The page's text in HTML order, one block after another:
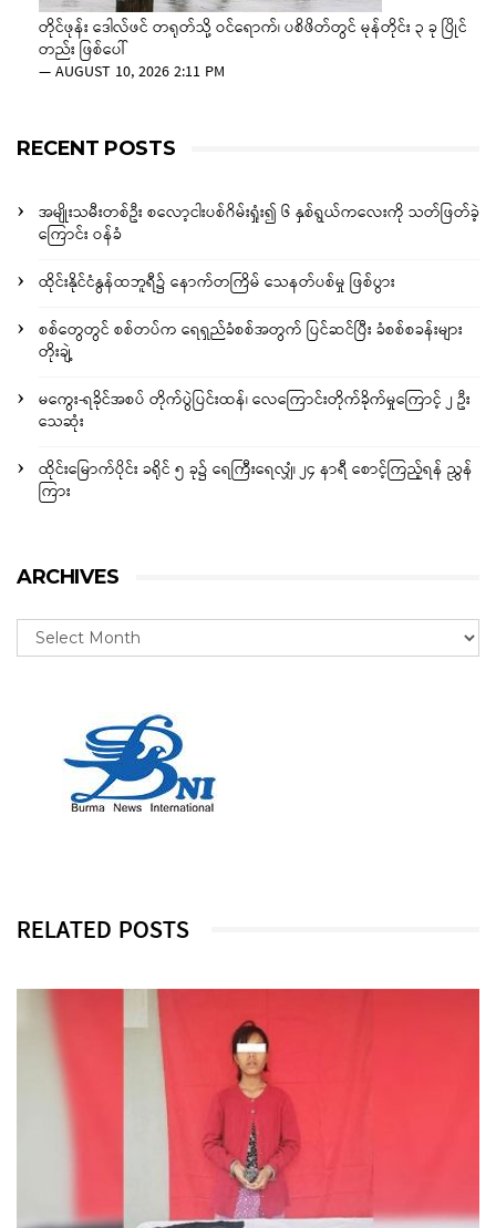
တိုင်ဖုန်း ဒေါလ်ဖင် တရုတ်သို့ ဝင်ရောက်၊ ပစိဖိတ်တွင် မုန်တိုင်း ၃ ခု ပြိုင်
တည်း ဖြစ်ပေါ်
—AUGUST 10, 2026 2:11 PM
RECENT POSTS
အမျိုးသမီးတစ်ဦး စလော့ငါးပစ်ဂိမ်းရှုံး၍ ၆ နှစ်ရွယ်ကလေးကို သတ်ဖြတ်ခဲ့
ကြောင်း ဝန်ခံ
ထိုင်းနိုင်ငံနွန်ထဘူရီ၌ နောက်တကြိမ် သေနတ်ပစ်မှု ဖြစ်ပွား
စစ်တွေတွင် စစ်တပ်က ရေရှည်ခံစစ်အတွက် ပြင်ဆင်ပြီး ခံစစ်စခန်းများ
တိုးချဲ့
မကွေး-ရခိုင်အစပ် တိုက်ပွဲပြင်းထန်၊ လေကြောင်းတိုက်ခိုက်မှုကြောင့် ၂ ဦး
သေဆုံး
ထိုင်းမြောက်ပိုင်း ခရိုင် ၅ ခု၌ ရေကြီးရေလျှံ၊ ၂၄ နာရီ စောင့်ကြည့်ရန် ညွှန်
ကြား
ARCHIVES
RELATED POSTS